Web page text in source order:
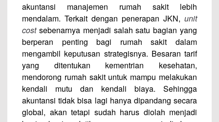
akuntansi manajemen rumah sakit lebih
mendalam. Terkait dengan penerapan JKN, unit
costsebenarnya menjadi salah satu bagian yang
berperan penting bagi rumah sakit dalam
mengambil keputusan strategisnya. Besaran tarif
yang ditentukan kementrian kesehatan,
mendorong rumah sakit untuk mampu melakukan
kendali mutu dan kendali biaya. Sehingga
akuntansi tidak bisa lagi hanya dipandang secara
global, akan tetapi sudah harus diolah menjadi